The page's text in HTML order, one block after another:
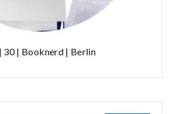
30 | Booknerd | Berlin